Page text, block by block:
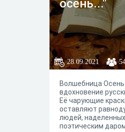
осень..."
28.09.2021
Волшебница
вдохновение
Её чарующие
оставляют
людей, наделенных
поэтическим